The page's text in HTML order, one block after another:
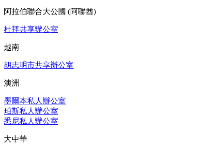
阿拉伯聯合大公國 (阿聯酋)
杜拜共享辦公室
越南
胡志明市共享辦公室
澳洲
墨爾本私人辦公室
珀斯私人辦公室
悉尼私人辦公室
大中華